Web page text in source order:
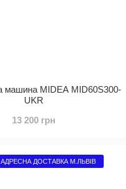
машина MIDEA MID60S300-
UKR
13 200 грн
ДОСТАВКА М.ЛЬВІВ